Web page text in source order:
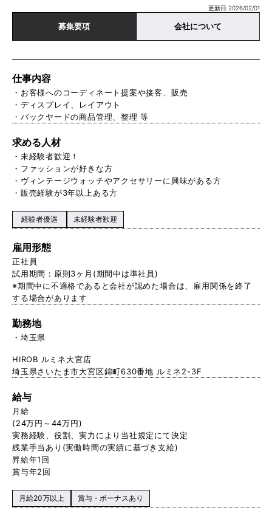
更新日 2026/02/01
募集要項 会社について
仕事内容
・お客様へのコーディネート提案や接客、販売
・ディスプレイ、レイアウト
・バックヤードの商品管理、整理 等
求める人材
・未経験者歓迎！
・ファッションが好きな方
・ヴィンテージウォッチやアクセサリーに興味がある方
・販売経験が3年以上ある方
経験者優遇 未経験者歓迎
雇用形態
正社員
試用期間：原則3ヶ月(期間中は準社員)
※期間中に不適格であると会社が認めた場合は、雇用関係を終了
する場合があります
勤務地
埼玉県
HIROB ルミネ大宮店
埼玉県さいたま市大宮区錦町630番地 ルミネ2-3F
給与
月給
(24万円～44万円)
実務経験、役割、実力により当社規定にて決定
残業手当あり(実働時間の実績に基づき支給)
昇給年1回
賞与年2回
月給20万以上 賞与・ボーナスあり